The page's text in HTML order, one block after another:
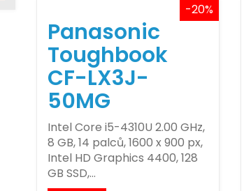
-20%
Panasonic
Toughbook
CF-LX3J-
50MG
Intel Core i5-4310U 2.00 GHz,
8 GB, 14 palců, 1600 x 900 px,
Intel HD Graphics 4400, 128
GB SSD,…